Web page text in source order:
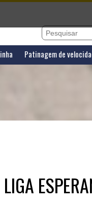
Patinagem de